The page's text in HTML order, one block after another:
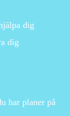
dig
dig
har planer på